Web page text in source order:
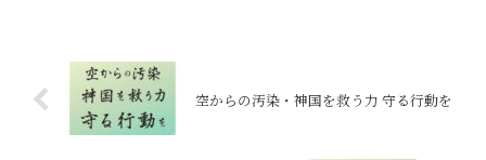
空からの汚染・神国を救う力 守る行動を